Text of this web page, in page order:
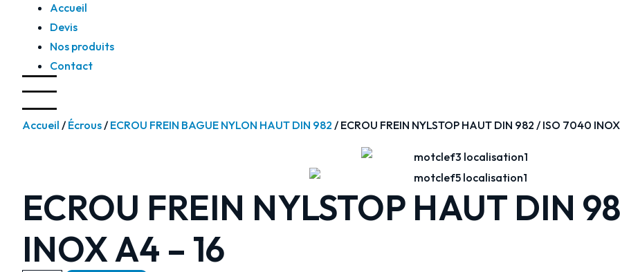
Accueil
Devis
Nos produits
Contact
Accueil / Écrous/ ECROU FREIN BAGUE NYLON HAUT DIN 982 / ECROU FREIN NYLSTOP HAUT DIN 982 / ISO 7040
ECROU FREIN NYLSTOP HAUT DIN
INOX A4 – 16